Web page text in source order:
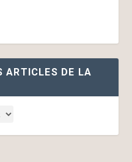
ARTICLES DE LA